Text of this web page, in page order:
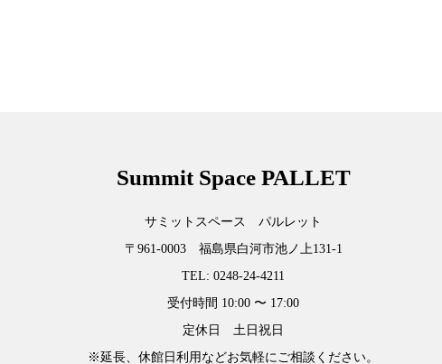
Summit Space PALLET
サミットスペース パルレット
〒961-0003 福島県白河市池ノ上131-1
TEL: 0248-24-4211
受付時間 10:00 〜 17:00
定休日 土日祝日
※延長、休館日利用などお気軽にご相談ください。